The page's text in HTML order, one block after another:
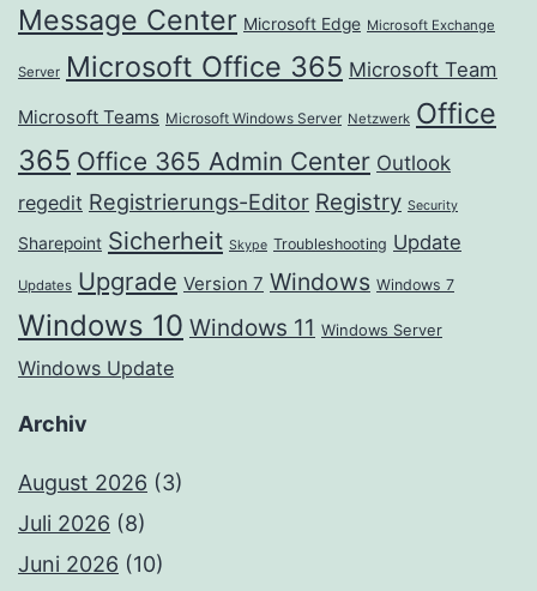
Message Center Microsoft Edge Microsoft Exchange
Server Microsoft Office 365 Microsoft Team
Microsoft Teams Microsoft Windows Server Netzwerk Office
365 Office 365 Admin Center Outlook
regedit Registrierungs-Editor Registry Security
Sharepoint Sicherheit Skype Troubleshooting Update
Updates Upgrade Version 7 Windows Windows 7
Windows 10 Windows 11 Windows Server
Windows Update
Archiv
August 2026 (3)
Juli 2026 (8)
Juni 2026 (10)